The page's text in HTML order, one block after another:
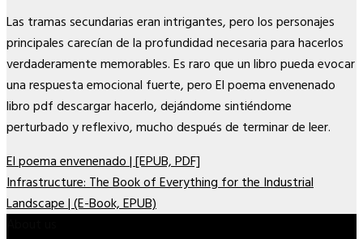
Las tramas secundarias eran intrigantes, pero los personajes
principales carecían de la profundidad necesaria para hacerlos
verdaderamente memorables. Es raro que un libro pueda evocar
una respuesta emocional fuerte, pero El poema envenenado
libro pdf descargar hacerlo, dejándome sintiéndome
perturbado y reflexivo, mucho después de terminar de leer.
El poema envenenado | [EPUB, PDF]
Infrastructure: The Book of Everything for the Industrial
Landscape | (E-Book, EPUB)